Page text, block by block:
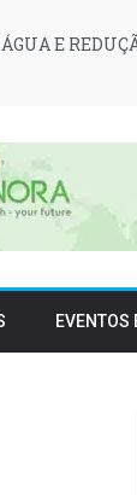
E
EVENTOS